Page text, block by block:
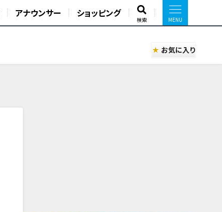
アナウンサー ショッピング
検索
お気に入り